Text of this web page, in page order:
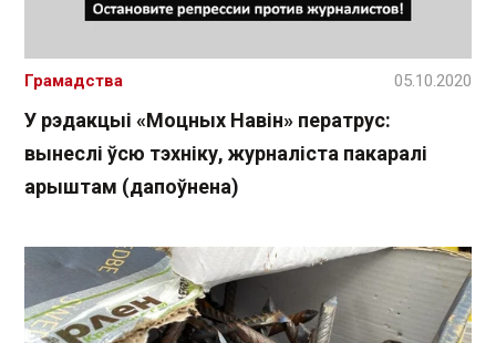
У рэдакцыі «Моцных Навін» ператрус:
вынеслі ўсю тэхніку, журналіста пакаралі
арыштам (дапоўнена)
Грамадства 05.10.2020